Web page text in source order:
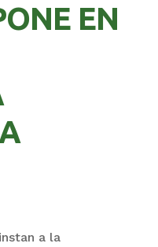
EN
a la